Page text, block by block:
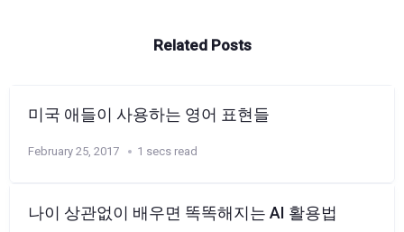
Related Posts
미국 애들이 사용하는 영어 표현들
February 25, 2017 1 secs read
나이 상관없이 배우면 똑똑해지는 AI 활용법